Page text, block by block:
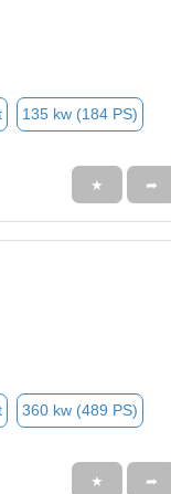
135 kw (184 PS)
★ ➦
360 kw (489 PS)
★ ➦